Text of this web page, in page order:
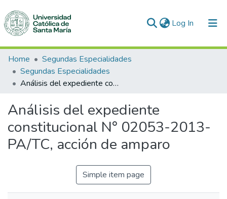
Log In (current)
Communities & Collections
All of DSpace
Home
Segundas Especialidades
Segundas Especialidades
Análisis del expediente constitucional N° 02053-2013-PA/TC, acción de amparo
Análisis del expediente
constitucional N° 02053-2013-
PA/TC, acción de amparo
Simple item page